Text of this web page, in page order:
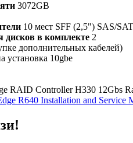
3072GB
10 мест SFF (2,5") SAS/
дисков в комплекте 2
дополнительных кабелей)
установка 10gbe
RAID Controller H330 12Gbs
R640 Installation and Service